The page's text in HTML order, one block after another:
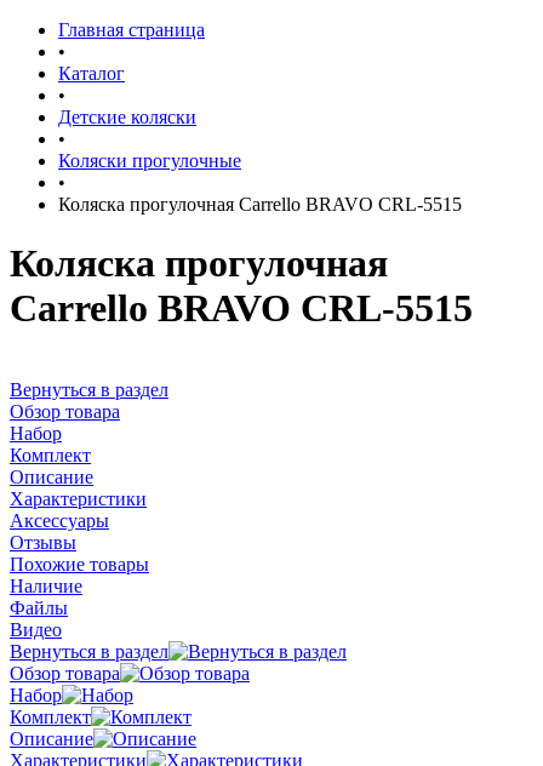
Главная страница
•
Каталог
•
Детские коляски
•
Коляски прогулочные
•
Коляска прогулочная Carrello BRAVO CRL-5515
Коляска прогулочная
Carrello BRAVO CRL-5515
Вернуться в раздел
Обзор товара
Набор
Комплект
Описание
Характеристики
Аксессуары
Отзывы
Похожие товары
Наличие
Файлы
Видео
Вернуться в раздел
Обзор товара
Набор
Комплект
Описание
Характеристики